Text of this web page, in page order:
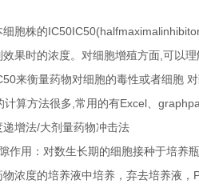
株的
果时的浓度。对细胞增殖方面,可以
来衡量药物对细胞的毒性或者细胞
算方法很多,常用的有Excel、
增法/大剂量药物冲击法
用：对数生长期的细胞接种于培养
浓度的培养液中培养，弃去培养液